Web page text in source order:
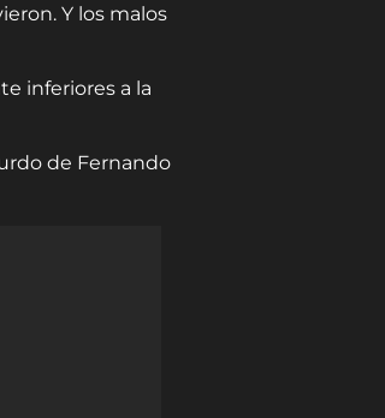
Y los malos
inferiores a la
de Fernando